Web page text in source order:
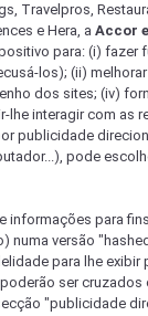
Travelpros,
e Hera, a Accor
para: (i) fazer
los); (ii)
dos sites; (iv)
lhe interagir com as
publicidade
pode
informações para
numa versão
para lhe
ser
"publicidade